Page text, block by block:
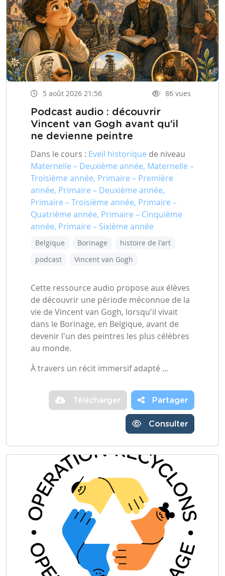
5 août 2026 21:56 86 vues
Podcast audio : découvrir
Vincent van Gogh avant qu'il
ne devienne peintre
Dans le cours : Eveil historique de niveau
Maternelle – Deuxième année, Maternelle –
Troisième année, Primaire – Première
année, Primaire – Deuxième année,
Primaire – Troisième année, Primaire –
Quatrième année, Primaire – Cinquième
année, Primaire – Sixième année
Belgique Borinage
histoire de l'art
podcast
Vincent van Gogh
Cette ressource audio propose aux élèves
de découvrir une période méconnue de la
vie de Vincent van Gogh, lorsqu'il vivait
dans le Borinage, en Belgique, avant de
devenir l'un des peintres les plus célèbres
au monde.
À travers un récit immersif adapté …
Télécharger Partager
Consulter